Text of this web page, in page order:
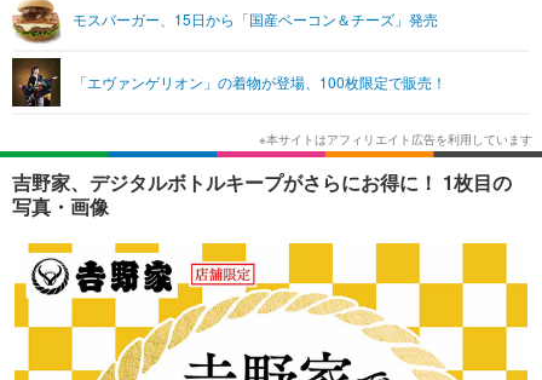
ショッピング その他
エンタメ
エンタメTOP 映画・ドラマ
韓国・芸能
音楽 スポーツ
ショッピング その他
ライフ
ライフTOP グルメ
ペット ショッピング
その他
リリース一覧
プッシュ通知の停止方法
モスバーガー、15日から「国産ベーコン＆チーズ」発売
「エヴァンゲリオン」の着物が登場、100枚限定で販売！
吉野家、デジタルボトルキープがさらにお得に！ 1枚目の
写真・画像